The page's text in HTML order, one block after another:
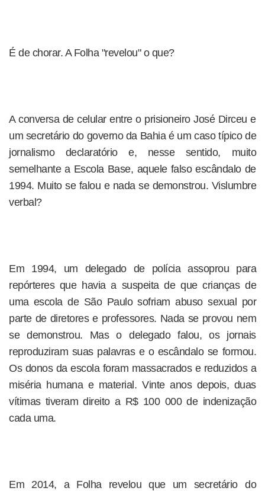
É de chorar. A Folha "revelou" o que?
A conversa de celular entre o prisioneiro José Dirceu e
um secretário do governo da Bahia é um caso típico de
jornalismo declaratório e, nesse sentido, muito
semelhante a Escola Base, aquele falso escândalo de
1994. Muito se falou e nada se demonstrou. Vislumbre
verbal?
Em 1994, um delegado de polícia assoprou para
repórteres que havia a suspeita de que crianças de
uma escola de São Paulo sofriam abuso sexual por
parte de diretores e professores. Nada se provou nem
se demonstrou. Mas o delegado falou, os jornais
reproduziram suas palavras e o escândalo se formou.
Os donos da escola foram massacrados e reduzidos a
miséria humana e material. Vinte anos depois, duas
vítimas tiveram direito a R$ 100 000 de indenização
cada uma.
Em 2014, a Folha revelou que um secretário do